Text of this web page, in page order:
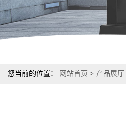
您当前的位置： 网站首页 > 产品展厅